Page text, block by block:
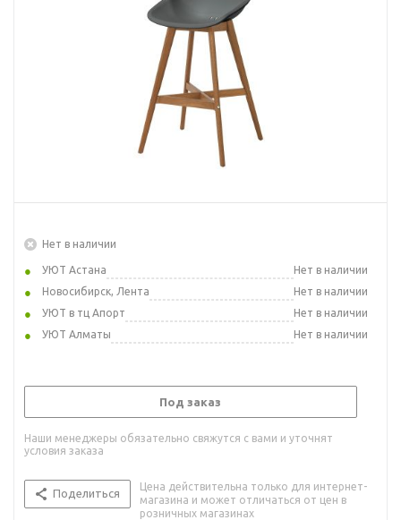
Нет в наличии
УЮТ Астана
Нет в наличии
Новосибирск, Лента
Нет в наличии
УЮТ в тц Апорт
Нет в наличии
УЮТ Алматы
Нет в наличии
Под заказ
Наши менеджеры обязательно свяжутся с вами и уточнят
условия заказа
Поделиться
Цена действительна только для интернет-
магазина и может отличаться от цен в
розничных магазинах